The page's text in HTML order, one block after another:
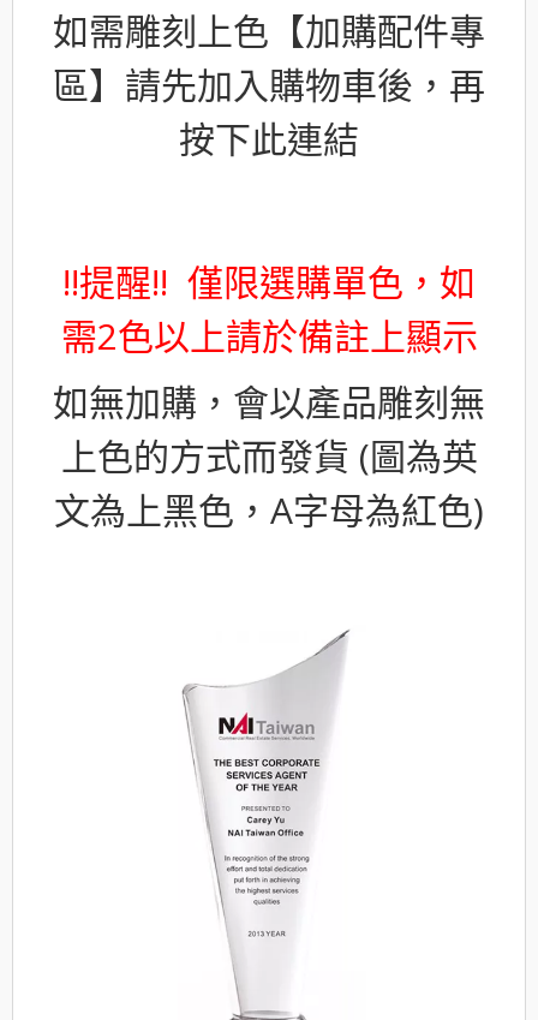
如需雕刻上色【加購配件專
區】請先加入購物車後，再
按下此連結
!!提醒!! 僅限選購單色，如
需2色以上請於備註上顯示
如無加購，會以產品雕刻無
上色的方式而發貨 (圖為英
文為上黑色，A字母為紅色)